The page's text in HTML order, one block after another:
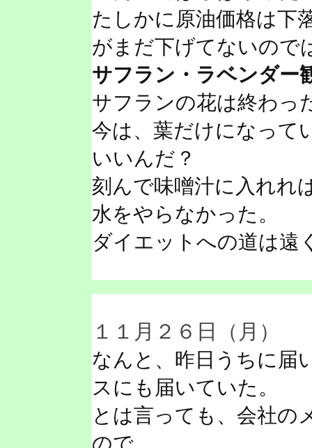
たしかに原油価格は下
がまだ下げてないので
サフラン・ラベンダー
サフランの花は終わっ
今は、葉だけになって
いいんだ？
刻んで味噌汁に入れれ
水をやらなかった。
ダイエットへの道は遠
１１月２６日（月）
なんと、昨日うちに届
スにも届いていた。
とは言っても、会社の
ので、